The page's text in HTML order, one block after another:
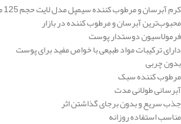
کرم آبرسان و مرطوب کننده سیمپل مدل لایت حجم 125 میل
محبوب‌ترین آبرسان و مرطوب کننده در بازار
فرمولاسیون دوستدار پوست
دارای ترکیبات مواد طبیعی با خواص مفید برای پوست
بدون چربی
مرطوب کننده سبک
آبرسانی طولانی مدت
جذب سریع و بدون برجای گذاشتن اثر
مناسب استفاده روزانه